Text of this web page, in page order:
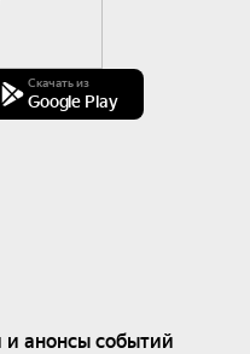
Скачать из
Google Play
анонсы событий